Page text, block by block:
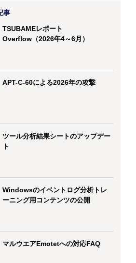
事
TSUBAMEレポート
Overflow（2026年4～6月）
APT-C-60による2026年の攻撃
ツール分析結果シートのアップデー
ト
Windowsのイベントログ分析トレ
ーニング用コンテンツの公開
マルウエアEmotetへの対応FAQ